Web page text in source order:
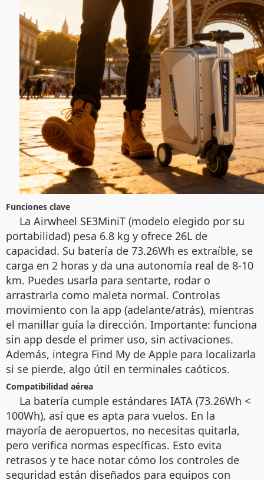
Funciones clave
La Airwheel SE3MiniT (modelo elegido por su
portabilidad) pesa 6.8 kg y ofrece 26L de
capacidad. Su batería de 73.26Wh es extraíble, se
carga en 2 horas y da una autonomía real de 8-10
km. Puedes usarla para sentarte, rodar o
arrastrarla como maleta normal. Controlas
movimiento con la app (adelante/atrás), mientras
el manillar guía la dirección. Importante: funciona
sin app desde el primer uso, sin activaciones.
Además, integra Find My de Apple para localizarla
si se pierde, algo útil en terminales caóticos.
Compatibilidad aérea
La batería cumple estándares IATA (73.26Wh <
100Wh), así que es apta para vuelos. En la
mayoría de aeropuertos, no necesitas quitarla,
pero verifica normas específicas. Esto evita
retrasos y te hace notar cómo los controles de
seguridad están diseñados para equipos con